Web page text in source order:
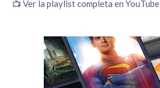
📺 Ver la playlist completa en YouTube